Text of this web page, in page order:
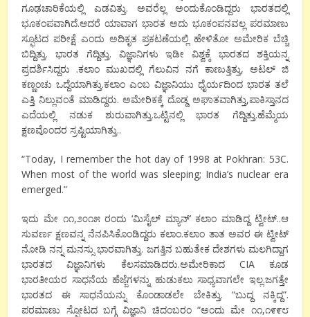
ಗೂಢಚಾರಿಕೆಯಲ್ಲಿ ಎಡವಿತ್ತು. ಅವರೆಲ್ಲ ಅಂದುಕೊಂಡಿದ್ದರು ಭಾರತದಲ್ಲಿ
ಭೂಕಂಪವಾಗಿದೆ.ಆದರೆ ಯಾವಾಗ ಭಾರತ ಅದು ಭೂಕಂಪನವಲ್ಲ ಪರಮಾಣು
ಸ್ಫೂಟದ ಪರೀಕ್ಷೆ ಎಂದು ಅದಿಕೃತ ಪ್ರಕಟಣೆಯಲ್ಲಿ ಹೇಳಿತೋ ಅಮೇರಿಕ ಬೆಚ್ಚಿ
ಬಿದ್ದಿತ್ತು. ಭಾರತ ಗೆದ್ದಿತ್ತು. ವಿಜ್ಞಾನಿಗಳು ಇಡೀ ವಿಶ್ವಕ್ಕೆ ಭಾರತದ ಶಕ್ತಿಯನ್ನ
ಪ್ರದರ್ಶಿಸಿದ್ದರು .ಕಲಾಂ ಮುಖದಲ್ಲಿ ಗೆಲುವಿನ ನಗೆ ಕಾಣುತ್ತಿತ್ತು, ಅಟಲ್ ಜಿ
ಕಣ್ಣಂಚು ಒದ್ದೆಯಾಗಿತ್ತು.ಕಲಾಂ ಎಂಬ ವಿಜ್ಞಾನಿಯು ಧೈರ್ಯದಿಂದ ಭಾರತ ತಲೆ
ಎತ್ತಿ ನಿಲ್ಲುವಂತೆ ಮಾಡಿದ್ದರು. ಅಮೇರಿಕಕ್ಕೆ ದೊಡ್ಡ ಅಘಾತವಾಗಿತ್ತು,ಪಾಕಿಸ್ತಾನದ
ಎದೆಯಲ್ಲಿ ನಡುಕ ಶುರುವಾಗಿತ್ತು.ಒಟ್ಟಿನಲ್ಲಿ ಭಾರತ ಗೆದ್ದಿತ್ತು.ಹೆಮ್ಮೆಯ
ಕ್ಷಣವೊಂದರ ಸ್ರಷ್ಟಿಯಾಗಿತ್ತು..
“Today, I remember the hot day of 1998 at Pokhran: 53C.
When most of the world was sleeping; India’s nuclear era
emerged.”
ಇದು ಮೇ ೧೧,೨೦೧೫ ರಂದು ‘ಮಿಸೈಲ್ ಮ್ಯಾನ್’ ಕಲಾಂ ಮಾಡಿದ್ದ ಟ್ವೀಟ್..ಆ
ಸುವರ್ಣ ಕ್ಷಣವನ್ನ ನೆನಪಿಸಿಕೊಂಡಿದ್ದರು ಕಲಾಂ.ಕಲಾಂ ತಾತ ಅವರ ಈ ಟ್ವೀಟ್
ನೋಡಿ ನನ್ನ ಮನಸ್ಸು ಭಾರವಾಗಿತ್ತು. ಜಗತ್ತಿನ ಬಹುತೇಕ ದೇಶಗಳು ಮಲಗಿದ್ದಾಗ
ಭಾರತದ ವಿಜ್ಞಾನಿಗಳು ಕೆಲಸಮಾಡಿದರು.ಅಮೇರಿಕಾದ CIA ಕೂಡ
ಭಾರತೀಯರ ಸಾಧನೆಯ ಹೆಜ್ಜೆಗಳನ್ನು ಹುಡುಕಲು ಸಾಧ್ಯವಾಗಲೇ ಇಲ್ಲ.ಜಗತ್ತೇ
ಭಾರತದ ಈ ಸಾಧನೆಯನ್ನು ಕೊಂಡಾಡಲೇ ಬೇಕಿತ್ತು. “ಬುದ್ದ ನಕ್ಕಿದ್ದ”.
ಪರಮಾಣು ಸ್ಫೋಟದ ಬಗ್ಗೆ ವಿಜ್ಞಾನಿ ಚಿದಂಬರಂ “ಅಂದು ಮೇ ೧೧,೧೯೯೮